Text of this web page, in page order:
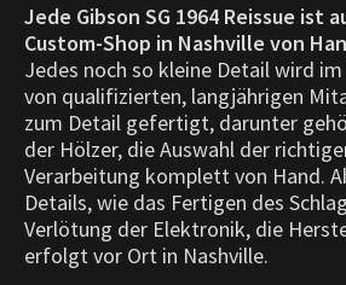
Jede Gibson SG 1964 Reissue ist
Custom-Shop in Nashville von
Jedes noch so kleine Detail wird
von qualifizierten, langjährigen
zum Detail gefertigt, darunter
der Hölzer, die Auswahl der
Verarbeitung komplett von Hand.
Details, wie das Fertigen des
Verlötung der Elektronik, die
erfolgt vor Ort in Nashville.